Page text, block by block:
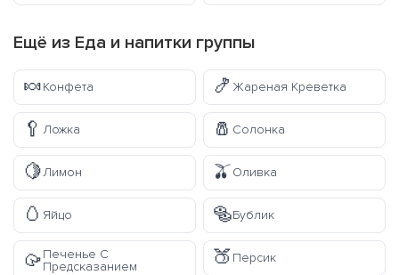
Ещё из Еда и напитки группы
🍬Конфета 🍤 Жареная Креветка
🥄 Ложка 🧂 Солонка
🍋Лимон 🫒Оливка
🥚 Яйцо 🥯Бублик
🥠Печенье С
Предсказанием
🍑Персик